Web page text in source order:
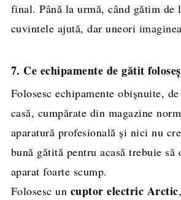
final. Până la urmă, când gătim de
cuvintele ajută, dar uneori
7. Ce echipamente de gătit
Folosesc echipamente obișnuite,
casă, cumpărate din magazine
aparatură profesională și nici nu
bună gătită pentru acasă trebuie să
aparat foarte scump.
Folosesc un cuptor electric Arctic